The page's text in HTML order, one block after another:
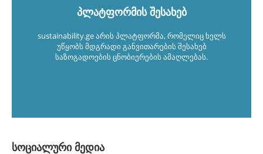
პლატფორმის შესახებ
sustainability.ge არის პლატფორმა, რომელიც ხელს
უწყობს მდგრადი განვითარების შესახებ
საზოგადოების ცნობიერების ამაღლებას.
სოციალური მედია